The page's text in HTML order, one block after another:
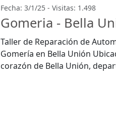
Fecha: 3/1/25 - Visitas: 1.498
Gomeria - Bella
Taller de Reparación de
Gomería en Bella Unión Ubicado en el
corazón de Bella Unión,